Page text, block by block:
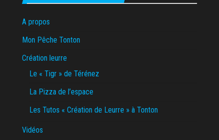
A propos
Mon Pêche Tonton
Création leurre
Le « Tigr » de Térénez
La Pizza de l’espace
Les Tutos « Création de Leurre » à Tonton
Vidéos